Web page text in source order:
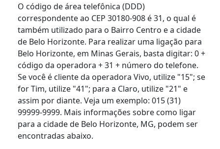
O código de área telefônica (DDD)
correspondente ao CEP 30180-908 é 31, o qual é
também utilizado para o Bairro Centro e a cidade
de Belo Horizonte. Para realizar uma ligação para
Belo Horizonte, em Minas Gerais, basta digitar: 0 +
código da operadora + 31 + número do telefone.
Se você é cliente da operadora Vivo, utilize "15"; se
for Tim, utilize "41"; para a Claro, utilize "21" e
assim por diante. Veja um exemplo: 015 (31)
99999-9999. Mais informações sobre como ligar
para a cidade de Belo Horizonte, MG, podem ser
encontradas abaixo.